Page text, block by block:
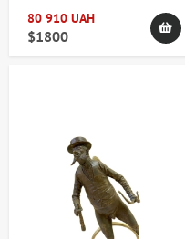
80 910 UAH
$1800